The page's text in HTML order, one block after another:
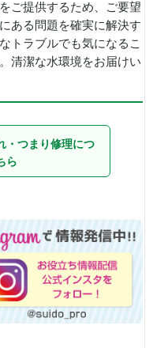
ご提供するため、ご要望
ある問題を確実に解決す
トラブルでも気になるこ
清潔な水環境をお届けい
・つまり修理につ
ら